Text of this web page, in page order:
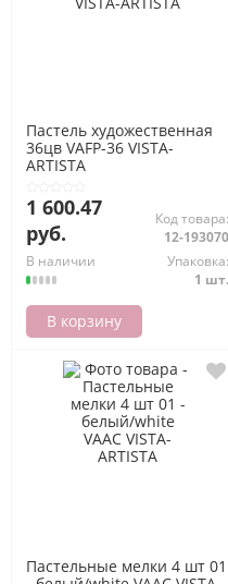
Пастель художественная
36цв VAFP-36 VISTA-
ARTISTA
1 600.47
руб.
Код товара:
12-193070
В наличии
Упаковка:
1 шт.
В корзину
Пастельные мелки 4 шт 01